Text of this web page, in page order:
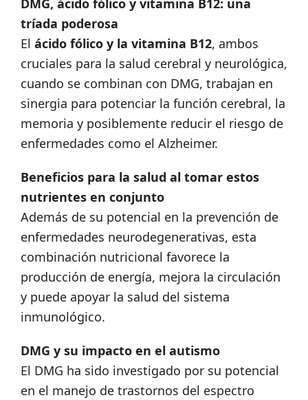
DMG, ácido fólico y vitamina B12: una
tríada poderosa
El ácido fólico y la vitamina B12, ambos
cruciales para la salud cerebral y neurológica,
cuando se combinan con DMG, trabajan en
sinergia para potenciar la función cerebral, la
memoria y posiblemente reducir el riesgo de
enfermedades como el Alzheimer.
Beneficios para la salud al tomar estos
nutrientes en conjunto
Además de su potencial en la prevención de
enfermedades neurodegenerativas, esta
combinación nutricional favorece la
producción de energía, mejora la circulación
y puede apoyar la salud del sistema
inmunológico.
DMG y su impacto en el autismo
El DMG ha sido investigado por su potencial
en el manejo de trastornos del espectro